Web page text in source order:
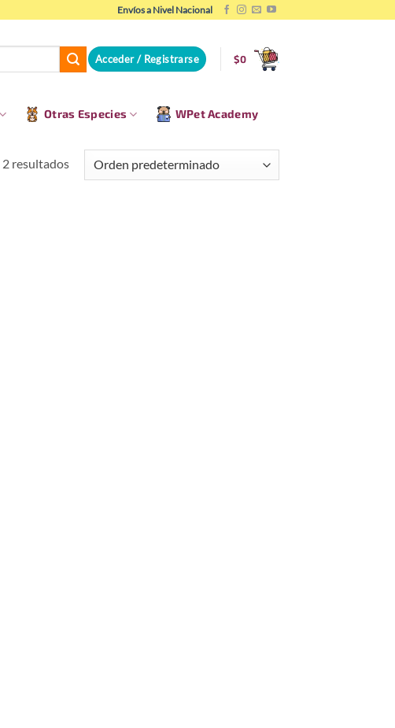
Envíos a Nivel Nacional
Acceder / Registrarse $0
Otras Especies WPet Academy
resultados